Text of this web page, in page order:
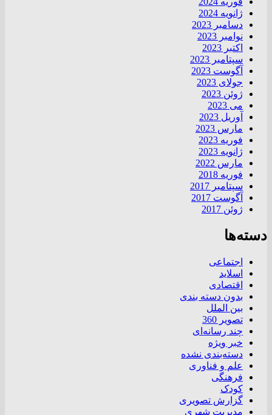
ژانویه 2024
دسامبر 2023
نوامبر 2023
اکتبر 2023
سپتامبر 2023
آگوست 2023
جولای 2023
ژوئن 2023
می 2023
آوریل 2023
مارس 2023
فوریه 2023
ژانویه 2023
مارس 2022
فوریه 2018
سپتامبر 2017
آگوست 2017
ژوئن 2017
دسته‌ها
اجتماعی
اسلاید
اقتصادی
بدون دسته بندی
بین الملل
تصویر 360
چند رسانه‌ای
خبر ویژه
دسته‌بندی نشده
علم و فناوری
فرهنگی
کودک
گزارش تصویری
مدیریت شهری